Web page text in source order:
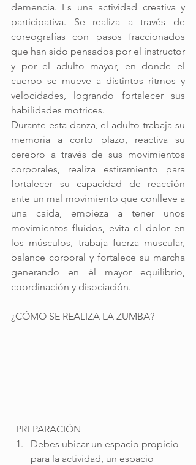
demencia. Es una actividad creativa y
participativa. Se realiza a través de
coreografías con pasos fraccionados
que han sido pensados por el instructor
y por el adulto mayor, en donde el
cuerpo se mueve a distintos ritmos y
velocidades, logrando fortalecer sus
habilidades motrices.
Durante esta danza, el adulto trabaja su
memoria a corto plazo, reactiva su
cerebro a través de sus movimientos
corporales, realiza estiramiento para
fortalecer su capacidad de reacción
ante un mal movimiento que conlleve a
una caída, empieza a tener unos
movimientos fluidos, evita el dolor en
los músculos, trabaja fuerza muscular,
balance corporal y fortalece su marcha
generando en él mayor equilibrio,
coordinación y disociación.
¿CÓMO SE REALIZA LA ZUMBA?
  PREPARACIÓN
Debes ubicar un espacio propicio
para la actividad, un espacio